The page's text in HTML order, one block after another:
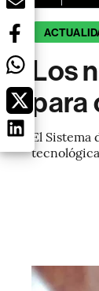
Los
para
El